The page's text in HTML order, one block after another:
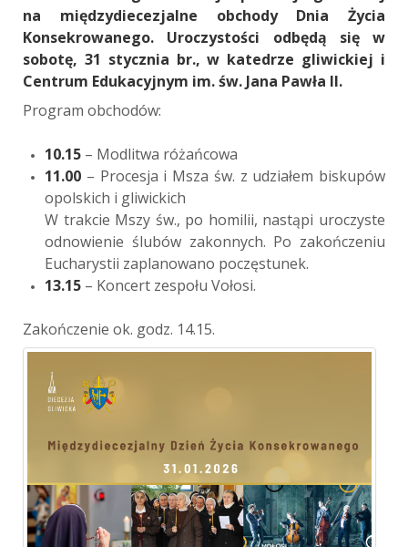
na międzydiecezjalne obchody Dnia Życia
Konsekrowanego. Uroczystości odbędą się w
sobotę, 31 stycznia br., w katedrze gliwickiej i
Centrum Edukacyjnym im. św. Jana Pawła II.
Program obchodów:
10.15 – Modlitwa różańcowa
11.00 – Procesja i Msza św. z udziałem biskupów
opolskich i gliwickich
W trakcie Mszy św., po homilii, nastąpi uroczyste
odnowienie ślubów zakonnych. Po zakończeniu
Eucharystii zaplanowano poczęstunek.
13.15 – Koncert zespołu Vołosi.
Zakończenie ok. godz. 14.15.